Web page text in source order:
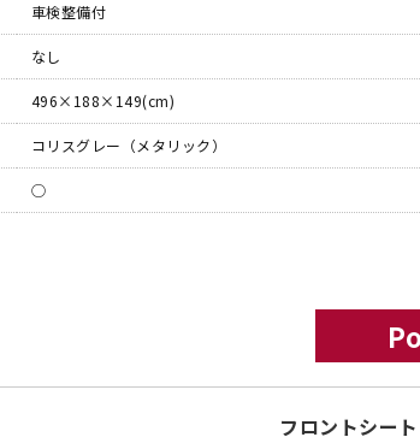
車検整備付
なし
496×188×149(cm)
コリスグレー（メタリック）
◯
フロントシー